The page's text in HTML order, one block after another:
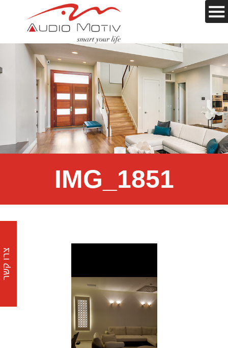
IMG_1851
צרו קשר